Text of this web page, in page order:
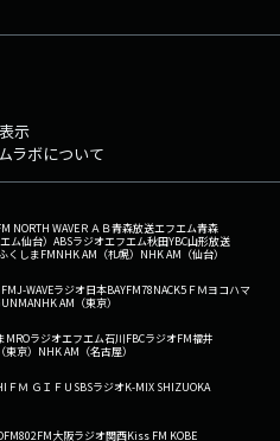
示
ラボについて
NORTH WAVEＲＡＢ青森放送エフエム青森
ム仙台） ABSラジオエフエム秋田YBC山形放送
くしまFMNHK AM（札幌） NHK AM（仙台）
J-WAVEラジオ日本BAYFM78NACK5 ＦＭヨコハマ
NHK AM（東京）
MROラジオエフエム石川FBCラジオFM福井
京） NHK AM（名古屋）
ＦＭ ＧＩＦＵ SBSラジオK-MIX SHIZUOKA
FM802FM大阪ラジオ関西Kiss FM KOBE